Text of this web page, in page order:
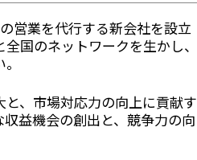
営業を代行する新会社を設立
国のネットワークを生かし、
、市場対応力の向上に貢献す
益機会の創出と、競争力の向